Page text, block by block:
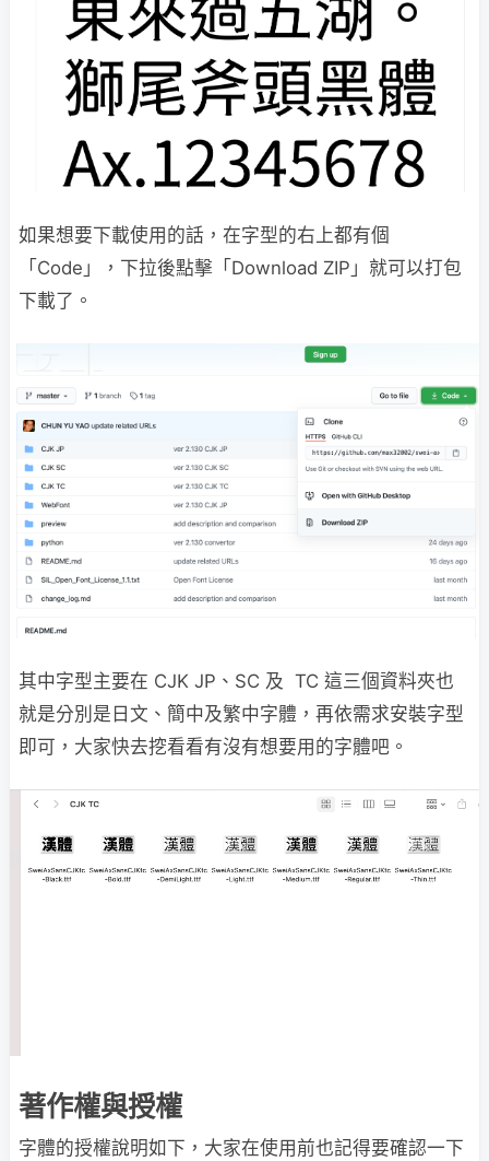
如果想要下載使用的話，在字型的右上都有個
「Code」，下拉後點擊「Download ZIP」就可以打包
下載了。
其中字型主要在 CJK JP、SC 及 TC 這三個資料夾也
就是分別是日文、簡中及繁中字體，再依需求安裝字型
即可，大家快去挖看看有沒有想要用的字體吧。
著作權與授權
字體的授權說明如下，大家在使用前也記得要確認一下